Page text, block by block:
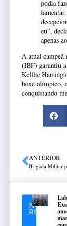
podia
eu”,
apenas
A atual campeã
(IBF) garantiu a
Kelllie
boxe olímpico,
conquistando
ANTERIOR
NOTÍCIAS